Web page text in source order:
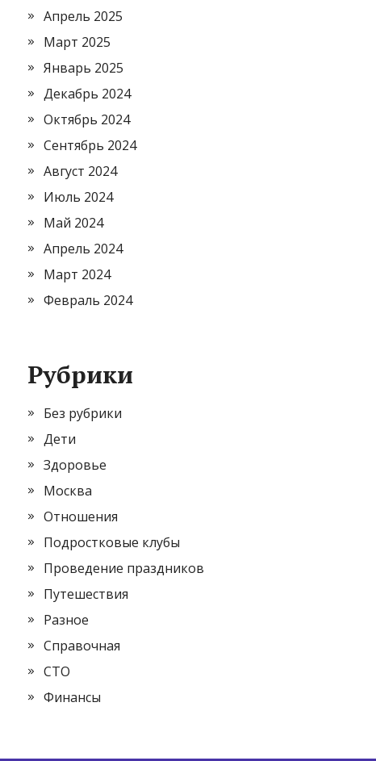
Апрель 2025
Март 2025
Январь 2025
Декабрь 2024
Октябрь 2024
Сентябрь 2024
Август 2024
Июль 2024
Май 2024
Апрель 2024
Март 2024
Февраль 2024
Рубрики
Без рубрики
Дети
Здоровье
Москва
Отношения
Подростковые клубы
Проведение праздников
Путешествия
Разное
Справочная
СТО
Финансы